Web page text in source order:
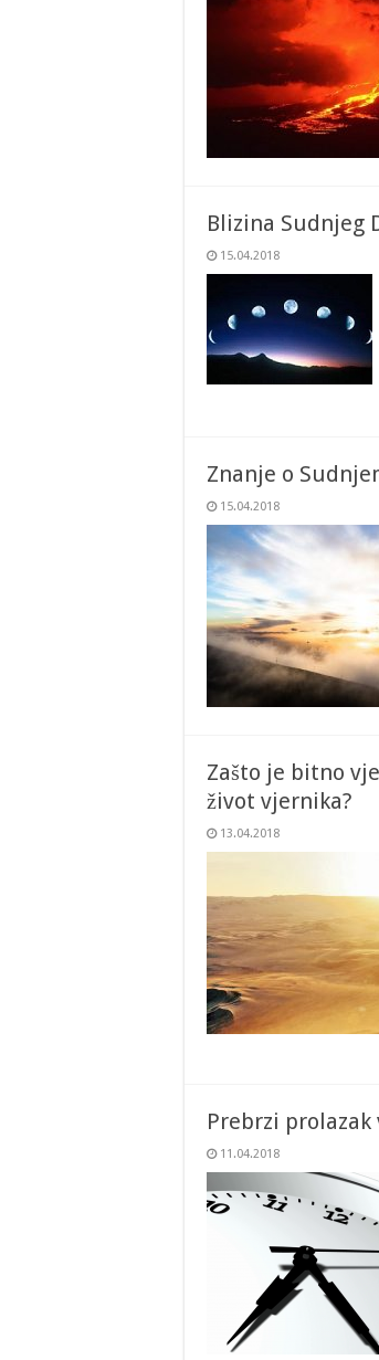
Blizina Sudnjeg
15.04.2018
Znanje o
15.04.2018
Zašto je bitno
život vjernika?
13.04.2018
Prebrzi prolazak
11.04.2018